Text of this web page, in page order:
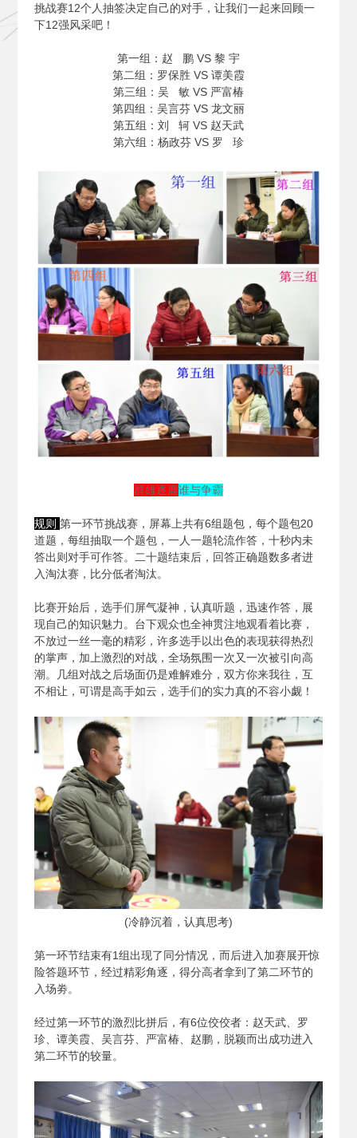
挑战赛12个人抽签决定自己的对手，让我们一起来回顾一
下12强风采吧！
第一组：赵 鹏 VS 黎 宇
第二组：罗保胜 VS 谭美霞
第三组：吴 敏 VS 严富椿
第四组：吴言芬 VS 龙文丽
第五组：刘 轲 VS 赵天武
第六组：杨政芬 VS 罗 珍
群雄逐鹿谁与争霸
规则 第一环节挑战赛，屏幕上共有6组题包，每个题包20
道题，每组抽取一个题包，一人一题轮流作答，十秒内未
答出则对手可作答。二十题结束后，回答正确题数多者进
入淘汰赛，比分低者淘汰。
比赛开始后，选手们屏气凝神，认真听题，迅速作答，展
现自己的知识魅力。台下观众也全神贯注地观看着比赛，
不放过一丝一毫的精彩，许多选手以出色的表现获得热烈
的掌声，加上激烈的对战，全场氛围一次又一次被引向高
潮。几组对战之后场面仍是难解难分，双方你来我往，互
不相让，可谓是高手如云，选手们的实力真的不容小觑！
(冷静沉着，认真思考)
第一环节结束有1组出现了同分情况，而后进入加赛展开惊
险答题环节，经过精彩角逐，得分高者拿到了第二环节的
入场劵。
经过第一环节的激烈比拼后，有6位佼佼者：赵天武、罗
珍、谭美霞、吴言芬、严富椿、赵鹏，脱颖而出成功进入
第二环节的较量。